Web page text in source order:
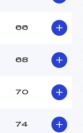
66
68
70
74